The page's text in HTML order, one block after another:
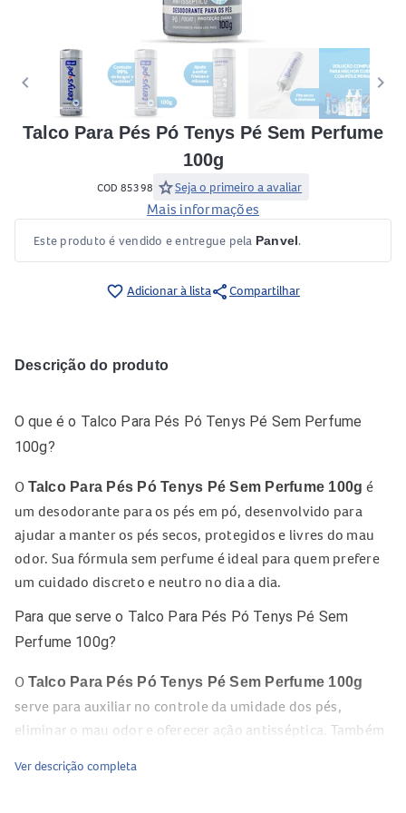
keyboard_arrow_left keyboard_arrow_right
Talco Para Pés Pó Tenys Pé Sem Perfume
100g
COD 85398 starSeja o primeiro a avaliar
Mais informações
Este produto é vendido e entregue pela Panvel.
favorite_border Adicionar à listashareCompartilhar
Descrição do produto
O que é o Talco Para Pés Pó Tenys Pé Sem Perfume
100g?
O Talco Para Pés Pó Tenys Pé Sem Perfume 100g é
um desodorante para os pés em pó, desenvolvido para
ajudar a manter os pés secos, protegidos e livres do mau
odor. Sua fórmula sem perfume é ideal para quem prefere
um cuidado discreto e neutro no dia a dia.
Para que serve o Talco Para Pés Pó Tenys Pé Sem
Perfume 100g?
O Talco Para Pés Pó Tenys Pé Sem Perfume 100g
serve para auxiliar no controle da umidade dos pés,
eliminar o mau odor e oferecer ação antisséptica. Também
conservação dos calçados.
Ver descrição completa